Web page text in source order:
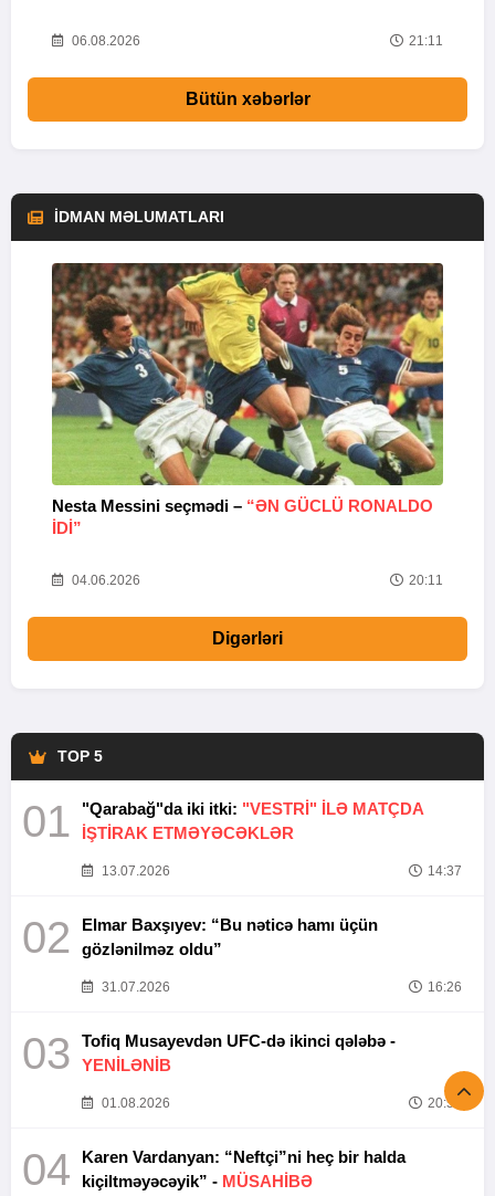
06.08.2026 21:11
Bütün xəbərlər
İDMAN MƏLUMATLARI
Nesta Messini seçmədi – “ƏN GÜCLÜ RONALDO
IDI”
04.06.2026 20:11
Digərləri
TOP 5
01 "Qarabağ"da iki itki: "VESTRİ" İLƏ MATÇDA
İŞTİRAK ETMƏYƏCƏKLƏR
13.07.2026 14:37
02
Elmar Baxşıyev: “Bu nəticə hamı üçün
gözlənilməz oldu”
31.07.2026 16:26
03
Tofiq Musayevdən UFC-də ikinci qələbə -
YENİLƏNİB
01.08.2026 20:52
04
Karen Vardanyan: “Neftçi”ni heç bir halda
kiçiltməyəcəyik” - MÜSAHİBƏ